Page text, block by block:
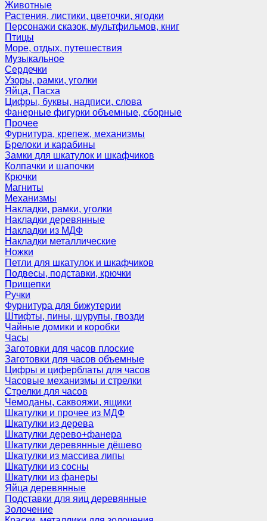
Животные
Растения, листики, цветочки, ягодки
Персонажи сказок, мультфильмов, книг
Птицы
Море, отдых, путешествия
Музыкальное
Сердечки
Узоры, рамки, уголки
Яйца, Пасха
Цифры, буквы, надписи, слова
Фанерные фигурки объемные, сборные
Прочее
Фурнитура, крепеж, механизмы
Брелоки и карабины
Замки для шкатулок и шкафчиков
Колпачки и шапочки
Крючки
Магниты
Механизмы
Накладки, рамки, уголки
Накладки деревянные
Накладки из МДФ
Накладки металлические
Ножки
Петли для шкатулок и шкафчиков
Подвесы, подставки, крючки
Прищепки
Ручки
Фурнитура для бижутерии
Штифты, пины, шурупы, гвозди
Чайные домики и коробки
Часы
Заготовки для часов плоские
Заготовки для часов объемные
Цифры и циферблаты для часов
Часовые механизмы и стрелки
Стрелки для часов
Чемоданы, саквояжи, ящики
Шкатулки и прочее из МДФ
Шкатулки из дерева
Шкатулки дерево+фанера
Шкатулки деревянные дёшево
Шкатулки из массива липы
Шкатулки из сосны
Шкатулки из фанеры
Яйца деревянные
Подставки для яиц деревянные
Золочение